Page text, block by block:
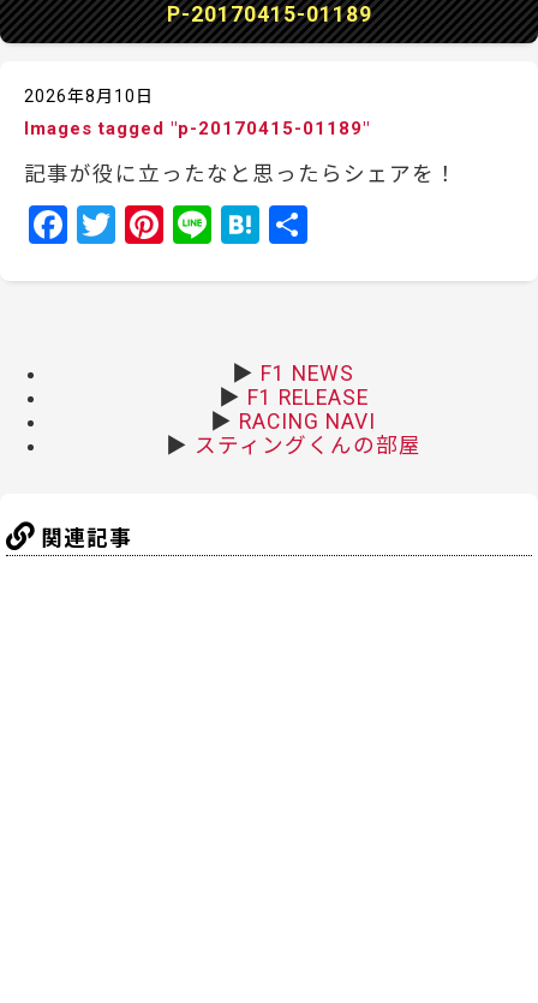
P-20170415-01189
2026年8月10日
Images tagged "p-20170415-01189"
記事が役に立ったなと思ったらシェアを！
F
T
Pi Li H
a
▶ F1 NEWS
▶ F1 RELEASE
▶ RACING NAVI
▶ スティングくんの部屋
関連記事